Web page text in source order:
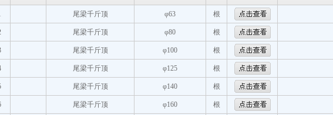
尾梁千斤顶 φ63 根
尾梁千斤顶 φ80 根
尾梁千斤顶 φ100 根
尾梁千斤顶 φ125 根
尾梁千斤顶 φ140 根
尾梁千斤顶 φ160 根